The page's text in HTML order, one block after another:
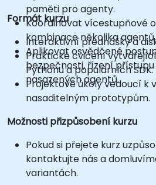
paměti pro agenty.
Koordinovat vícestupňové
kombinace několika agentů.
Aplikovat osvědčené
bezpečnosti, řízení
nasazených agentů.
Formát kurzu
Interaktivní přednášky a
Praktické cvičení
Pythonu a populárních SDK.
Projektové úkoly vedoucí k
nasaditelným prototypům.
Možnosti přizpůsobení kurzu
Pokud si přejete kurz
kontaktujte nás a
variantách.